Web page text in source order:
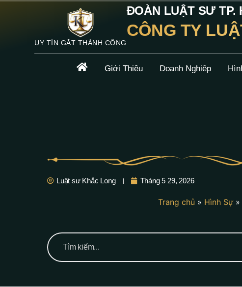
UY TÍN GẶT THÀNH CÔNG
ĐOÀN LUẬT SƯ TP.
CÔNG TY
Giới Thiệu Doanh Nghiệp
Luật sư Khắc Long Tháng 5 29, 2026
Trang chủ » Hình Sự»